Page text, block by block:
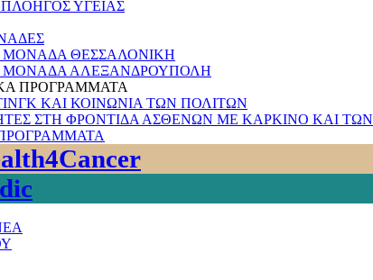
ΥΓΕΙΑΣ
ΜΟΝΑΔΑ ΘΕΣΣΑΛΟΝΙΚΗ
ΜΟΝΑΔΑ ΑΛΕΞΑΝΔΡΟΥΠΟΛΗ
ΠΡΟΓΡΑΜΜΑΤΑ
ΚΑΙ ΚΟΙΝΩΝΙΑ ΤΩΝ ΠΟΛΙΤΩΝ
ΣΤΗ ΦΡΟΝΤΙΔΑ ΑΣΘΕΝΩΝ ΜΕ ΚΑΡΚΙΝΟ ΚΑΙ
Ασθενών
για Ψυχολογική Υποστήριξη σε
Ιουνίου, 2026
Φροντίδα